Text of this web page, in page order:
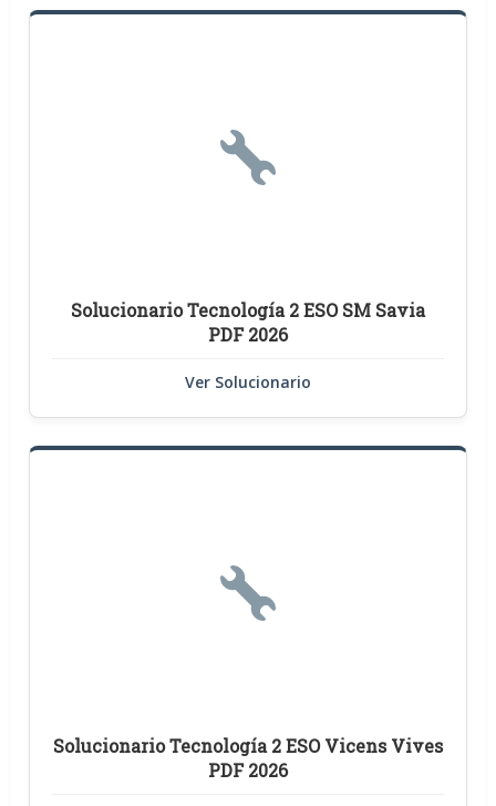
Solucionario Tecnología 2 ESO SM Savia
PDF 2026
Ver Solucionario
Solucionario Tecnología 2 ESO Vicens Vives
PDF 2026